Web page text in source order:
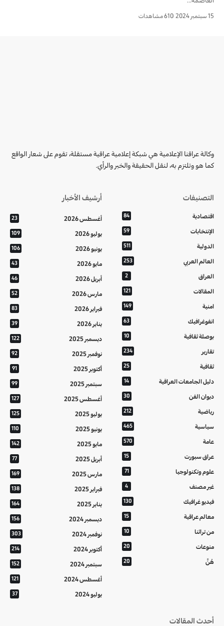
15 سبتمبر 2024 610 مشاهدات
وكالة عراقنا الإعلامية هي شبكة إعلامية عراقية مستقلة، تقوم على شعار الواقع
كما هو وتلتزم به، لنقل الحقيقة والخبر والرأي.
التصنيفات
اقتصادية 84
الإنتخابات 59
الدولية 511
العالم العربي 253
العراق 2
المقالات 121
امنية 149
انفوغرافيك 63
بوصلة ثقافية 10
تقارير 234
ثقافية 25
دليل الجامعات العراقية 14
ديوان الفن 30
رياضية 212
سياسية 465
عامة 570
عراق سبورت 15
علوم وتكنولوجيا 71
غير مصنف 4
فيديو غرافيك 130
معالم عراقية 15
من تراثنا 10
منوعات 20
هُنَّ 20
أرشيف الأخبار
أغسطس 2026 23
يوليو 2026 109
يونيو 2026 106
مايو 2026 43
أبريل 2026 46
مارس 2026 52
فبراير 2026 83
يناير 2026 39
ديسمبر 2025 122
نوفمبر 2025 92
أكتوبر 2025 91
سبتمبر 2025 99
أغسطس 2025 127
يوليو 2025 125
يونيو 2025 110
مايو 2025 142
أبريل 2025 77
مارس 2025 169
فبراير 2025 138
يناير 2025 164
ديسمبر 2024 156
نوفمبر 2024 303
أكتوبر 2024 214
سبتمبر 2024 152
أغسطس 2024 121
يوليو 2024 37
أحدث المقالات